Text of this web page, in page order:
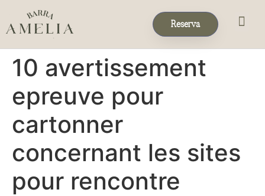
Reserva
10 avertissement
epreuve pour
cartonner
concernant les sites
pour rencontre